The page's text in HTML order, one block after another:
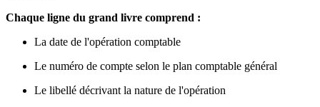
Chaque ligne du grand livre comprend :
La date de l'opération comptable
Le numéro de compte selon le plan comptable général
Le libellé décrivant la nature de l'opération